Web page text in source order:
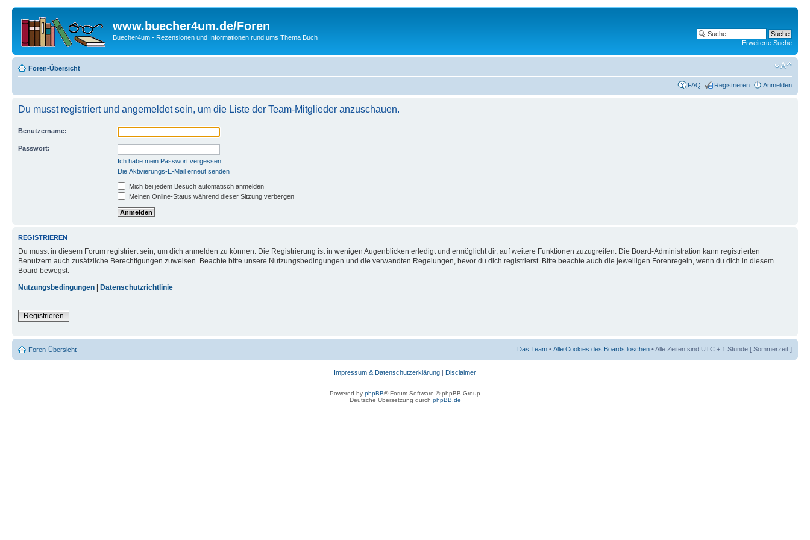
www.buecher4um.de/Foren
Buecher4um - Rezensionen und Informationen rund ums Thema Buch
Erweiterte Suche
Foren-Übersicht
FAQ Registrieren Anmelden
Du musst registriert und angemeldet sein, um die Liste der Team-Mitglieder anzuschauen.
Benutzername:
Passwort:
Ich habe mein Passwort vergessen
Die Aktivierungs-E-Mail erneut senden
Mich bei jedem Besuch automatisch anmelden
Meinen Online-Status während dieser Sitzung verbergen
REGISTRIEREN
Du musst in diesem Forum registriert sein, um dich anmelden zu können. Die Registrierung ist in wenigen Augenblicken erledigt und ermöglicht dir, auf weitere Funktionen zuzugreifen. Die Board-Administration kann registrierten
Benutzern auch zusätzliche Berechtigungen zuweisen. Beachte bitte unsere Nutzungsbedingungen und die verwandten Regelungen, bevor du dich registrierst. Bitte beachte auch die jeweiligen Forenregeln, wenn du dich in diesem
Board bewegst.
Nutzungsbedingungen
Datenschutzrichtlinie
Registrieren
Foren-Übersicht Das Team • Alle Cookies des Boards löschen • Alle Zeiten sind UTC + 1 Stunde [ Sommerzeit ]
Impressum & Datenschutzerklärung | Disclaimer
Powered by phpBB® Forum Software © phpBB Group
Deutsche Übersetzung durch phpBB.de